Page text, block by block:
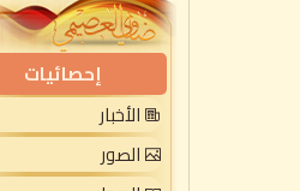
إحصائيات
الأخبار
الصور